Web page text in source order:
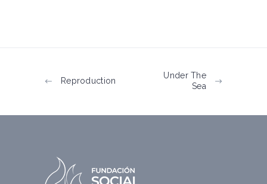
Reproduction
Under The
Sea